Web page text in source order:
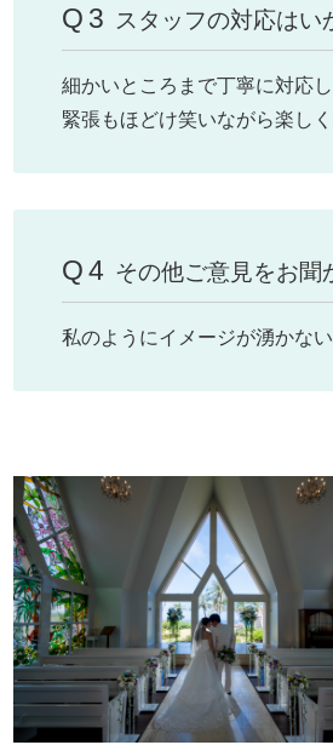
Q3 スタッフの対応はい
細かいところまで丁寧に対応
緊張もほどけ笑いながら楽し
Q4 その他ご意見をお聞
私のようにイメージが湧かな